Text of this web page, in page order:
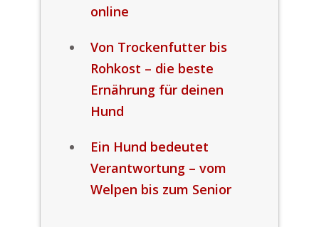
online
Von Trockenfutter bis
Rohkost – die beste
Ernährung für deinen
Hund
Ein Hund bedeutet
Verantwortung – vom
Welpen bis zum Senior